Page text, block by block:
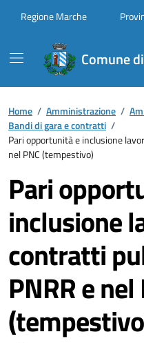
Regione Marche
Comune
Home / Amministrazione /
Bandi di gara e contratti /
Pari opportunità e inclusione
nel PNC (tempestivo)
Pari
inclusione
contratti
PNRR e nel